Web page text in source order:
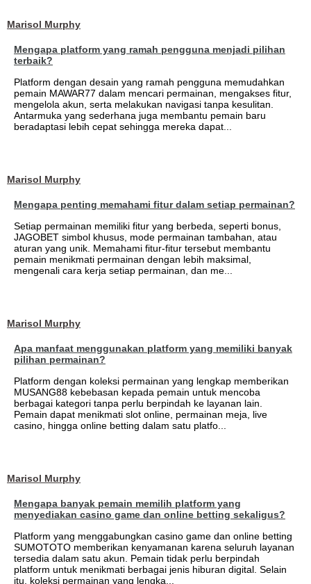
Marisol Murphy
Mengapa platform yang ramah pengguna menjadi pilihan
terbaik?
Platform dengan desain yang ramah pengguna memudahkan
pemain MAWAR77 dalam mencari permainan, mengakses fitur,
mengelola akun, serta melakukan navigasi tanpa kesulitan.
Antarmuka yang sederhana juga membantu pemain baru
beradaptasi lebih cepat sehingga mereka dapat...
Marisol Murphy
Mengapa penting memahami fitur dalam setiap permainan?
Setiap permainan memiliki fitur yang berbeda, seperti bonus,
JAGOBET simbol khusus, mode permainan tambahan, atau
aturan yang unik. Memahami fitur-fitur tersebut membantu
pemain menikmati permainan dengan lebih maksimal,
mengenali cara kerja setiap permainan, dan me...
Marisol Murphy
Apa manfaat menggunakan platform yang memiliki banyak
pilihan permainan?
Platform dengan koleksi permainan yang lengkap memberikan
MUSANG88 kebebasan kepada pemain untuk mencoba
berbagai kategori tanpa perlu berpindah ke layanan lain.
Pemain dapat menikmati slot online, permainan meja, live
casino, hingga online betting dalam satu platfo...
Marisol Murphy
Mengapa banyak pemain memilih platform yang
menyediakan casino game dan online betting sekaligus?
Platform yang menggabungkan casino game dan online betting
SUMOTOTO memberikan kenyamanan karena seluruh layanan
tersedia dalam satu akun. Pemain tidak perlu berpindah
platform untuk menikmati berbagai jenis hiburan digital. Selain
itu, koleksi permainan yang lengka...